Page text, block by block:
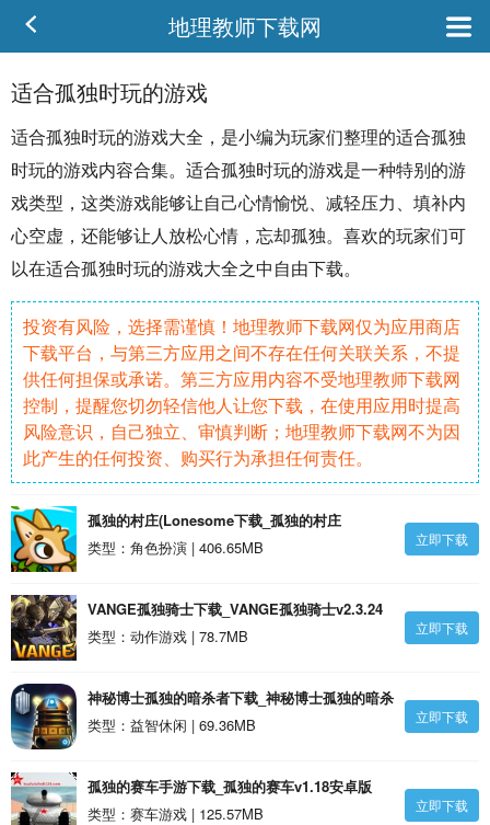
地理教师下载网
适合孤独时玩的游戏
适合孤独时玩的游戏大全，是小编为玩家们整理的适合孤独
时玩的游戏内容合集。适合孤独时玩的游戏是一种特别的游
戏类型，这类游戏能够让自己心情愉悦、减轻压力、填补内
心空虚，还能够让人放松心情，忘却孤独。喜欢的玩家们可
以在适合孤独时玩的游戏大全之中自由下载。
投资有风险，选择需谨慎！地理教师下载网仅为应用商店
下载平台，与第三方应用之间不存在任何关联关系，不提
供任何担保或承诺。第三方应用内容不受地理教师下载网
控制，提醒您切勿轻信他人让您下载，在使用应用时提高
风险意识，自己独立、审慎判断；地理教师下载网不为因
此产生的任何投资、购买行为承担任何责任。
孤独的村庄(Lonesome下载_孤独的村庄
(Lonesome安卓版
类型：角色扮演 | 406.65MB 立即下载
VANGE孤独骑士下载_VANGE孤独骑士v2.3.24
安卓版
类型：动作游戏 | 78.7MB 立即下载
神秘博士孤独的暗杀者下载_神秘博士孤独的暗杀
者v1.1.24安卓版
类型：益智休闲 | 69.36MB 立即下载
孤独的赛车手游下载_孤独的赛车v1.18安卓版
类型：赛车游戏 | 125.57MB
立即下载